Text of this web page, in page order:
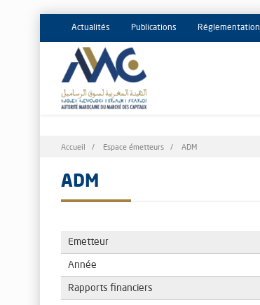
Actualités Publications Réglementation
Fil
Accueil Espace émetteurs ADM
ADM
Emetteur
Année
Rapports financiers